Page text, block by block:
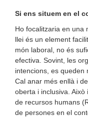
Si ens situem en el
Ho focalitzaria en una
llei és un element
món laboral, no és
efectiva. Sovint, les
intencions, es queden
Cal anar més enllà i
oberta i inclusiva.
de recursos humans
de persones en el